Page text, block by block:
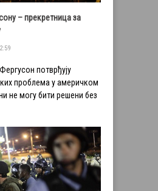
– прекретница за
потврђују
проблема у америчком
не могу бити решени без